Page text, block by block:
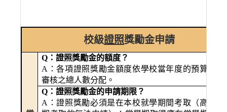
校級證照獎勵金申請
Q ：證照獎勵金的額度？
A ：各項證照獎勵金額度依學校當年度的預算及通
審核之總人數分配。
Q ：證照獎勵金的申請期限？
A ：證照獎勵必須是在本校就學期間考取（高中職